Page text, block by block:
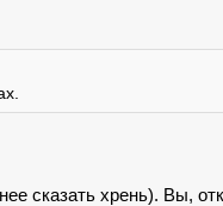
сказать хрень). Вы,